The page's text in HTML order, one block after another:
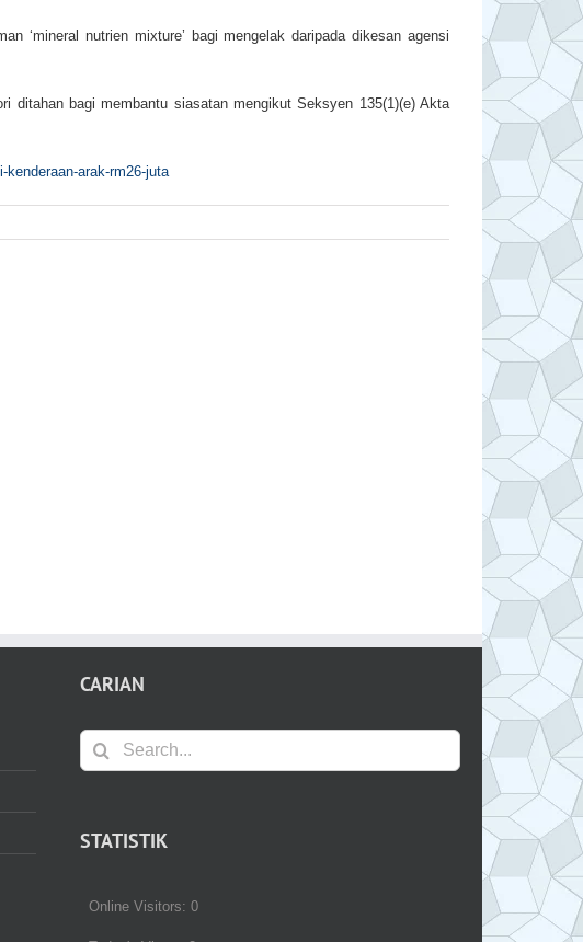
‘mineral nutrien mixture’ bagi mengelak daripada dikesan agensi
ditahan bagi membantu siasatan mengikut Seksyen 135(1)(e) Akta
arak-rm26-juta
CARIAN
Search
for:
STATISTIK
Online Visitors:0